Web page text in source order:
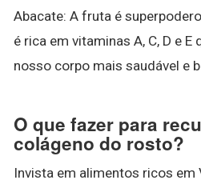
Abacate: A fruta é
é rica em vitaminas A, C, D e
nosso corpo mais saudável e
O que fazer para
colágeno do rosto?
Invista em alimentos ricos em